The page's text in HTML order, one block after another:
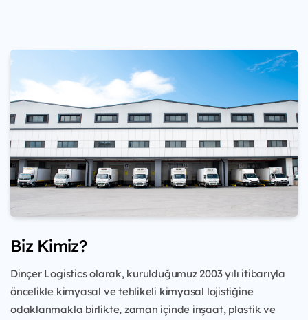
Biz Kimiz?
Dinçer Logistics olarak, kurulduğumuz 2003 yılı itibarıyla
öncelikle kimyasal ve tehlikeli kimyasal lojistiğine
odaklanmakla birlikte, zaman içinde inşaat, plastik ve